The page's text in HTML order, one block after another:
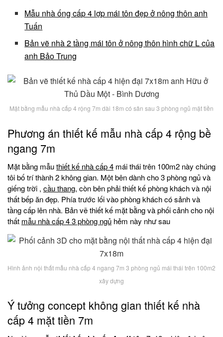
Mẫu nhà ống cấp 4 lợp mái tôn đẹp ở nông thôn anh
Tuấn
Bản vẽ nhà 2 tầng mái tôn ở nông thôn hình chữ L của
anh Bảo Trung
Mặt bằng mẫu nhà cấp 4 rộng 7m dài 18m có sân sau 3 phòng ngủ mặt tiền
Phương án thiết kế mẫu nhà cấp 4 rộng bề
ngang 7m
Mặt bằng mẫuthiết kế nhà cấp 4 mái thái trên 100m2 này chúng
tôi bố trí thành 2 không gian. Một bên dành cho 3 phòng ngủ và
giếng trời , cầu thang, còn bên phải thiết kế phòng khách và nội
thất bếp ăn đẹp. Phía trước lối vào phòng khách có sảnh và
tầng cấp lên nhà. Bản vẽ thiết kế mặt bằng và phối cảnh cho nội
thất mẫu nhà cấp 4 3 phòng ngủ hẻm này như sau
Hình ảnh nội thất mẫu nhà cấp 4 ngang 7m 3 phòng ngủ mái thái trên 100m2
xây dựng
Ý tưởng concept không gian thiết kế nhà
cấp 4 mặt tiền 7m